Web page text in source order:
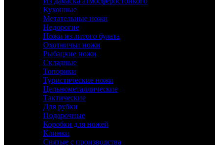
Кухонные
Метательные ножи
Недорогие
Ножи из литого булата
Охотничьи ножи
Рыбацкие ножи
Складные
Топорики
Туристические ножи
Цельнометаллические
Тактические
Для рубки
Подарочные
Коробки для ножей
Клинки
Снятые с производства